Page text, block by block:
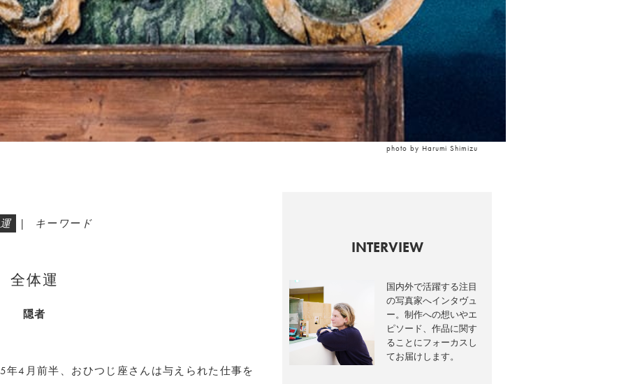
photo by Harumi Shimizu
| キーワード
全体運
隠者
4月前半、おひつじ座さんは与えられた仕事を
INTERVIEW
国内外で活躍する注目
の写真家へインタヴュ
ー。制作への想いやエ
ピソード、作品に関す
ることにフォーカスし
てお届けします。